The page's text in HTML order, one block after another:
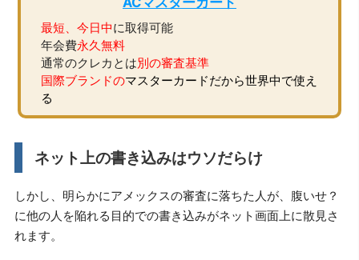
最短、今日中に取得可能
年会費永久無料
通常のクレカとは別の審査基準
国際ブランドのマスターカードだから世界中で使え
る
ネット上の書き込みはウソだらけ
しかし、明らかにアメックスの審査に落ちた人が、腹いせ？
に他の人を陥れる目的での書き込みがネット画面上に散見さ
れます。